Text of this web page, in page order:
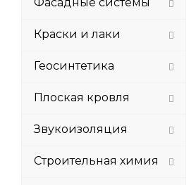
Краски и лаки
Геосинтетика
Плоская кровля
Звукоизоляция
Строительная химия